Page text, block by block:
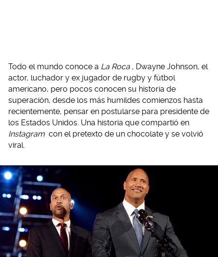
Todo el mundo conoce a La Roca , Dwayne Johnson, el
actor, luchador y ex jugador de rugby y fútbol
americano, pero pocos conocen su historia de
superación, desde los más humildes comienzos hasta
recientemente, pensar en postularse para presidente de
los Estados Unidos. Una historia que compartió en
Instagram con el pretexto de un chocolate y se volvió
viral.